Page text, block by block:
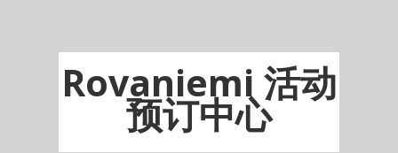
Rovaniemi 活动
预订中心